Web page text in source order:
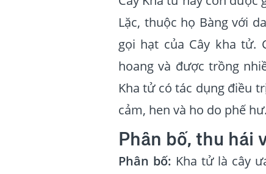
Lặc, thuộc họ Bàng với
gọi hạt của Cây kha tử.
hoang và được trồng
Kha tử có tác dụng điều
cảm, hen và ho do phế hư.
Phân bố, thu hái
Phân bố: Kha tử là cây